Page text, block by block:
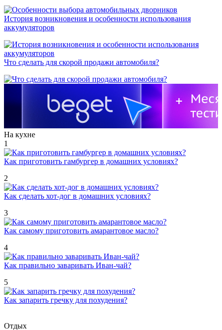
История возникновения и особенности использования
аккумуляторов
Что сделать для скорой продажи автомобиля?
На кухне
1
Как приготовить гамбургер в домашних условиях?
2
Как сделать хот-дог в домашних условиях?
3
Как самому приготовить амарантовое масло?
4
Как правильно заваривать Иван-чай?
5
Как запарить гречку для похудения?
Отдых